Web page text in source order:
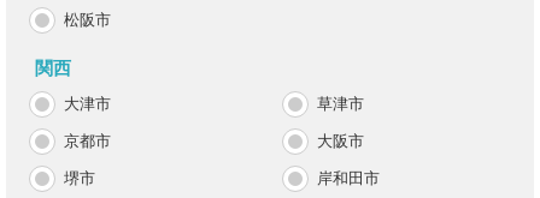
松阪市
関西
大津市 草津市
京都市 大阪市
堺市 岸和田市